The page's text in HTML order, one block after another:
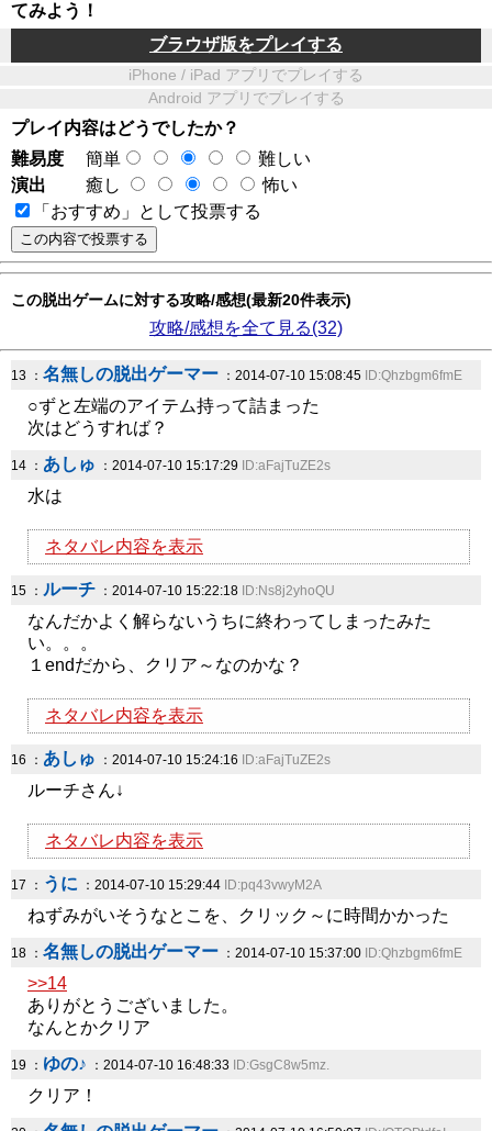
てみよう！
ブラウザ版をプレイする
iPhone / iPad アプリでプレイする
Android アプリでプレイする
プレイ内容はどうでしたか？
難易度
簡単
難しい
演出
癒し
怖い
「おすすめ」として投票する
この脱出ゲームに対する攻略/感想(最新20件表示)
攻略/感想を全て見る(32)
13 ： 名無しの脱出ゲーマー ：2014-07-10 15:08:45 ID:Qhzbgm6fmE
○ずと左端のアイテム持って詰まった
次はどうすれば？
14 ： あしゅ ：2014-07-10 15:17:29 ID:aFajTuZE2s
水は
ネタバレ内容を表示
15 ： ルーチ ：2014-07-10 15:22:18 ID:Ns8j2yhoQU
なんだかよく解らないうちに終わってしまったみた
い。。。
１endだから、クリア～なのかな？
ネタバレ内容を表示
16 ： あしゅ ：2014-07-10 15:24:16 ID:aFajTuZE2s
ルーチさん↓
ネタバレ内容を表示
17 ： うに ：2014-07-10 15:29:44 ID:pq43vwyM2A
ねずみがいそうなとこを、クリック～に時間かかった
18 ： 名無しの脱出ゲーマー ：2014-07-10 15:37:00 ID:Qhzbgm6fmE
>>14
ありがとうございました。
なんとかクリア
19 ： ゆの♪ ：2014-07-10 16:48:33 ID:GsgC8w5mz.
クリア！